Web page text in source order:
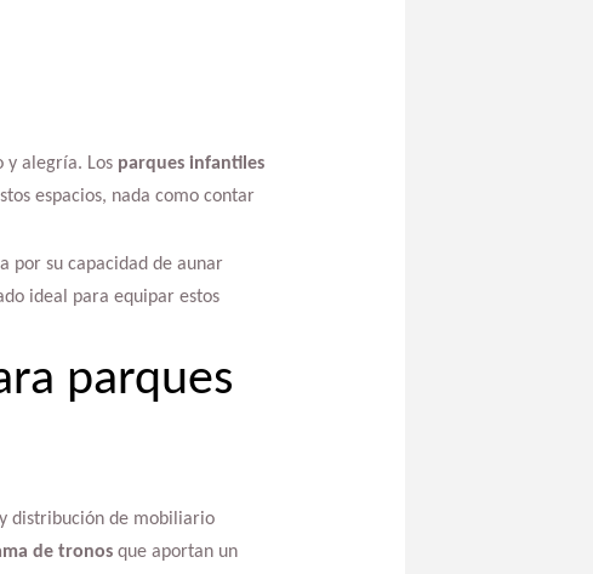
y alegría. Los parques infantiles
espacios, nada como contar
por su capacidad de aunar
ideal para equipar estos
parques
distribución de mobiliario
de tronosque aportan un